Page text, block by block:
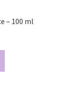
– 100 ml